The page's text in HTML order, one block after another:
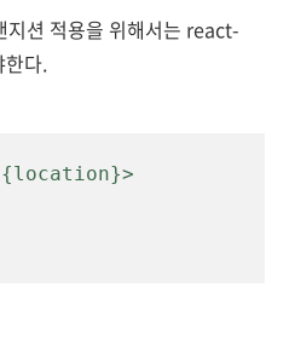
지션 적용을 위해서는 react-
다.